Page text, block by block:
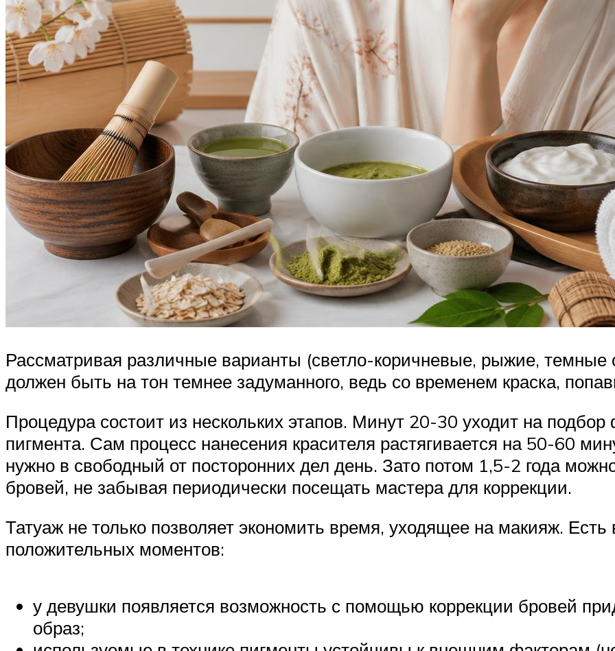
Рассматривая различные варианты (светло-коричневые, рыжие, темные
должен быть на тон темнее задуманного, ведь со временем краска,
Процедура состоит из нескольких этапов. Минут 20-30 уходит на
пигмента. Сам процесс нанесения красителя растягивается на 50-60
нужно в свободный от посторонних дел день. Зато потом 1,5-2 года
бровей, не забывая периодически посещать мастера для коррекции.
Татуаж не только позволяет экономить время, уходящее на макияж. Есть
положительных моментов:
у девушки появляется возможность с помощью коррекции бровей
образ;